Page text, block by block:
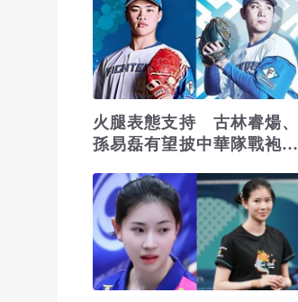
火腿表態支持 古林睿煬、
孫易磊有望披中華隊戰袍征